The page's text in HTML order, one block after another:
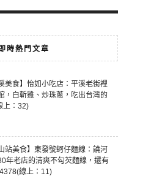
時熱門文章
美食】怡如小吃店：平溪老街裡
，白斬雞、炒珠蔥，吃出台灣的
上：32)
站美食】東發號蚵仔麵線：饒河
年老店的清爽不勾芡麵線，還有
線上：11)